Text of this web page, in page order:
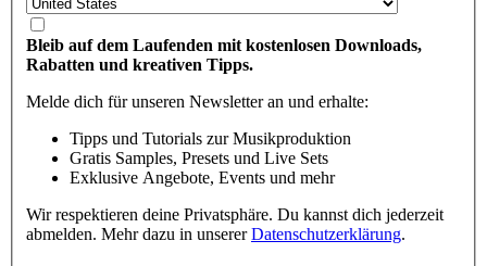
Bleib auf dem Laufenden mit kostenlosen Downloads,
Rabatten und kreativen Tipps.
Melde dich für unseren Newsletter an und erhalte:
Tipps und Tutorials zur Musikproduktion
Gratis Samples, Presets und Live Sets
Exklusive Angebote, Events und mehr
Wir respektieren deine Privatsphäre. Du kannst dich jederzeit
abmelden. Mehr dazu in unsererDatenschutzerklärung.